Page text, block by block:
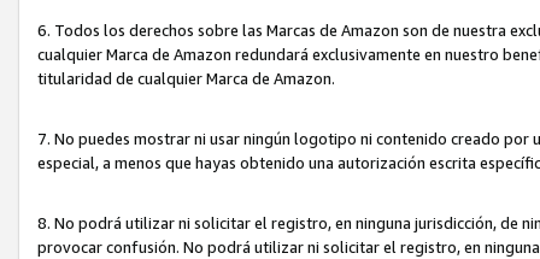
6. Todos los derechos sobre las Marcas de Amazon son de nuestra
cualquier Marca de Amazon redundará exclusivamente en nuestro
titularidad de cualquier Marca de Amazon.
7. No puedes mostrar ni usar ningún logotipo ni contenido creado por
especial, a menos que hayas obtenido una autorización escrita
8. No podrá utilizar ni solicitar el registro, en ninguna jurisdicción, de
provocar confusión. No podrá utilizar ni solicitar el registro, en